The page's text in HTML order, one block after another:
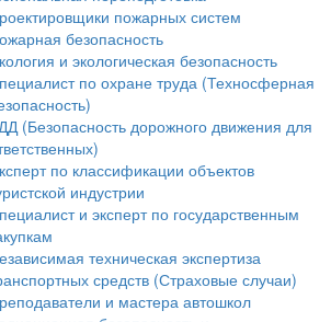
пожарных систем
безопасность
и экологическая безопасность
по охране труда (Техносферная
(Безопасность дорожного движения для
по классификации объектов
индустрии
и эксперт по государственным
техническая экспертиза
средств (Страховые случаи)
и мастера автошкол